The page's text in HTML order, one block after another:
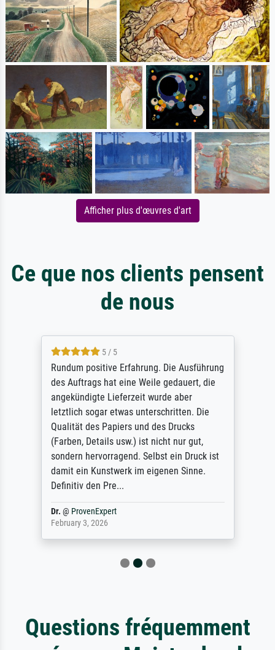
Afficher plus d'œuvres d'art
Ce que nos clients pensent
de nous
5 / 5
Rundum positive Erfahrung. Die Ausführung
des Auftrags hat eine Weile gedauert, die
angekündigte Lieferzeit wurde aber
letztlich sogar etwas unterschritten. Die
Qualität des Papiers und des Drucks
(Farben, Details usw.) ist nicht nur gut,
sondern hervorragend. Selbst ein Druck ist
damit ein Kunstwerk im eigenen Sinne.
Definitiv den Pre...
Dr. @ ProvenExpert
February 3, 2026
Questions fréquemment